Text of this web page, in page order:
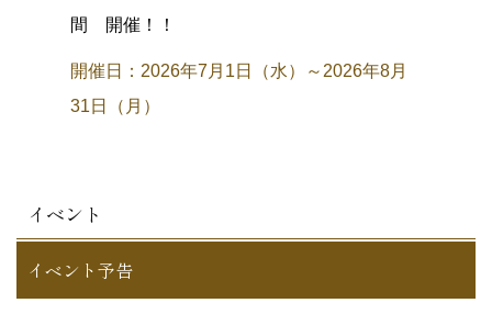
間 開催！！
開催日：2026年7月1日（水）～2026年8月
31日（月）
イベント
イベント予告